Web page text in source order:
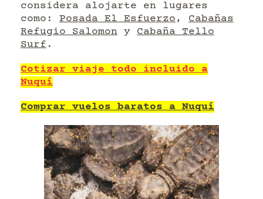
considera alojarte en lugares
como: Posada El Esfuerzo , Cabañas
Refugio Salomon y Cabaña Tello
Surf .
Cotizar viaje todo incluido a
Nuquí
Comprar vuelos baratos a Nuquí